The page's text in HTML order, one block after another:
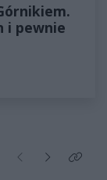
i pewnie
Poprzednie
NastępneKliknij